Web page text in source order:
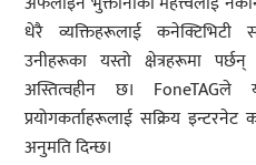
धेरै व्यक्तिहरूलाई कनेक्टिभिटी
उनीहरूका यस्तो क्षेत्रहरूमा
अस्तित्वहीन छ।
प्रयोगकर्ताहरूलाई सक्रिय
अनुमति दिन्छ।